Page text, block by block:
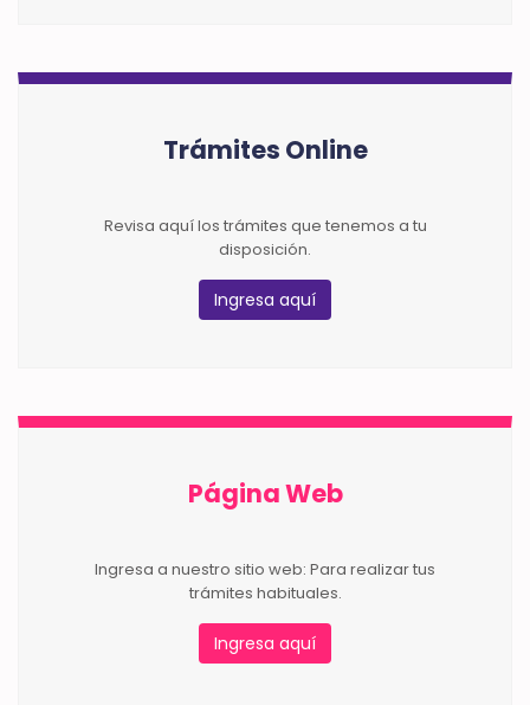
Trámites Online
Revisa aquí los trámites que tenemos a tu
disposición.
Ingresa aquí
Página Web
Ingresa a nuestro sitio web: Para realizar tus
trámites habituales.
Ingresa aquí